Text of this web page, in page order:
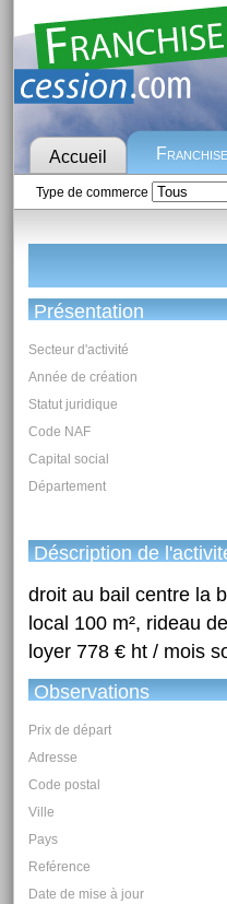
Accueil
Type de commerce
Présentation
Secteur d'activité
Année de création
Statut juridique
Code NAF
Capital social
Département
Déscription de
droit au bail centre la
local 100 m², rideau
loyer 778 € ht / mois
Observations
Prix de départ
Adresse
Code postal
Ville
Pays
Reférence
Date de mise à jour